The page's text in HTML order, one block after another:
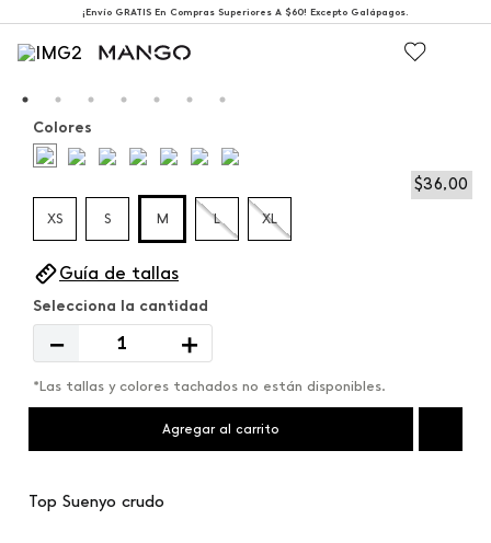
¡Envío GRATIS En Compras Superiores A $60! Excepto Galápagos.
$36,00
Colores
XS S M L XL
Guía de tallas
＋
－
*Las tallas y colores tachados no están disponibles.
Agregar al carrito
Top Suenyo crudo